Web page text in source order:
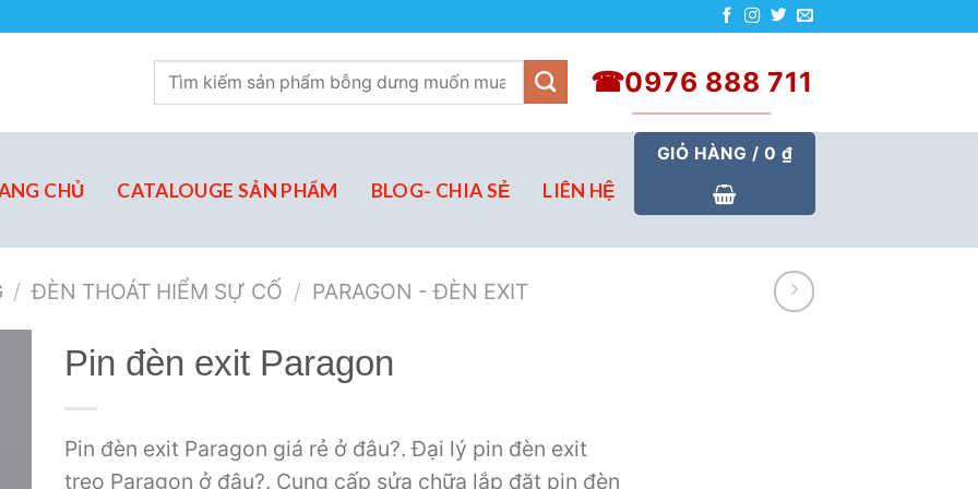
Tìm
☎0976 888 711
CHỦ CATALOUGE SẢN PHẨM BLOG- CHIA SẺ LIÊN HỆ
GIỎ HÀNG / 0 ₫
/ ĐÈN THOÁT HIỂM SỰ CỐ / PARAGON - ĐÈN EXIT
Pin đèn exit Paragon
Pin đèn exit Paragon giá rẻ ở đâu?. Đại lý pin đèn exit
treo Paragon ở đâu?. Cung cấp sửa chữa lắp đặt pin đèn